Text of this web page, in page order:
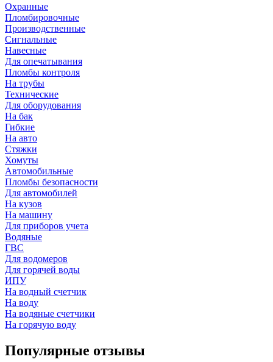
Охранные
Пломбировочные
Производственные
Сигнальные
Навесные
Для опечатывания
Пломбы контроля
На трубы
Технические
Для оборудования
На бак
Гибкие
На авто
Стяжки
Хомуты
Автомобильные
Пломбы безопасности
Для автомобилей
На кузов
На машину
Для приборов учета
Водяные
ГВС
Для водомеров
Для горячей воды
ИПУ
На водный счетчик
На воду
На водяные счетчики
На горячую воду
Популярные отзывы